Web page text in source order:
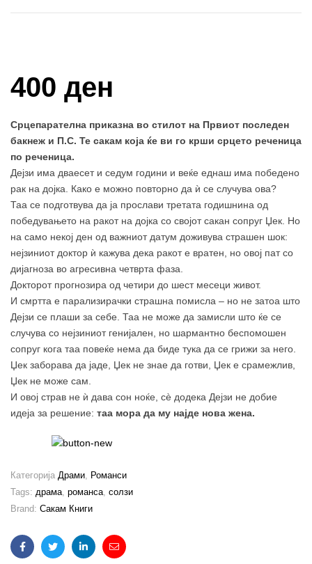
400 ден
Срцепарателна приказна во стилот на Првиот последен
бакнеж и П.С. Те сакам која ќе ви го крши срцето реченица
по реченица.
Дејзи има дваесет и седум години и веќе еднаш има победено
рак на дојка. Како е можно повторно да ѝ се случува ова?
Таа се подготвува да ја прослави третата годишнина од
победувањето на ракот на дојка со својот сакан сопруг Џек. Но
на само некој ден од важниот датум доживува страшен шок:
нејзиниот доктор ѝ кажува дека ракот е вратен, но овој пат со
дијагноза во агресивна четврта фаза.
Докторот прогнозира од четири до шест месеци живот.
И смртта е парализирачки страшна помисла – но не затоа што
Дејзи се плаши за себе. Таа не може да замисли што ќе се
случува со нејзиниот генијален, но шармантно беспомошен
сопруг кога таа повеќе нема да биде тука да се грижи за него.
Џек заборава да јаде, Џек не знае да готви, Џек е срамежлив,
Џек не може сам.
И овој страв не ѝ дава сон ноќе, сè додека Дејзи не добие
идеја за решение: таа мора да му најде нова жена.
Категорија Драми Романси
Tags: драма романса солзи
Brand: Сакам Книги
FacebookTwitterLinkedinEmail